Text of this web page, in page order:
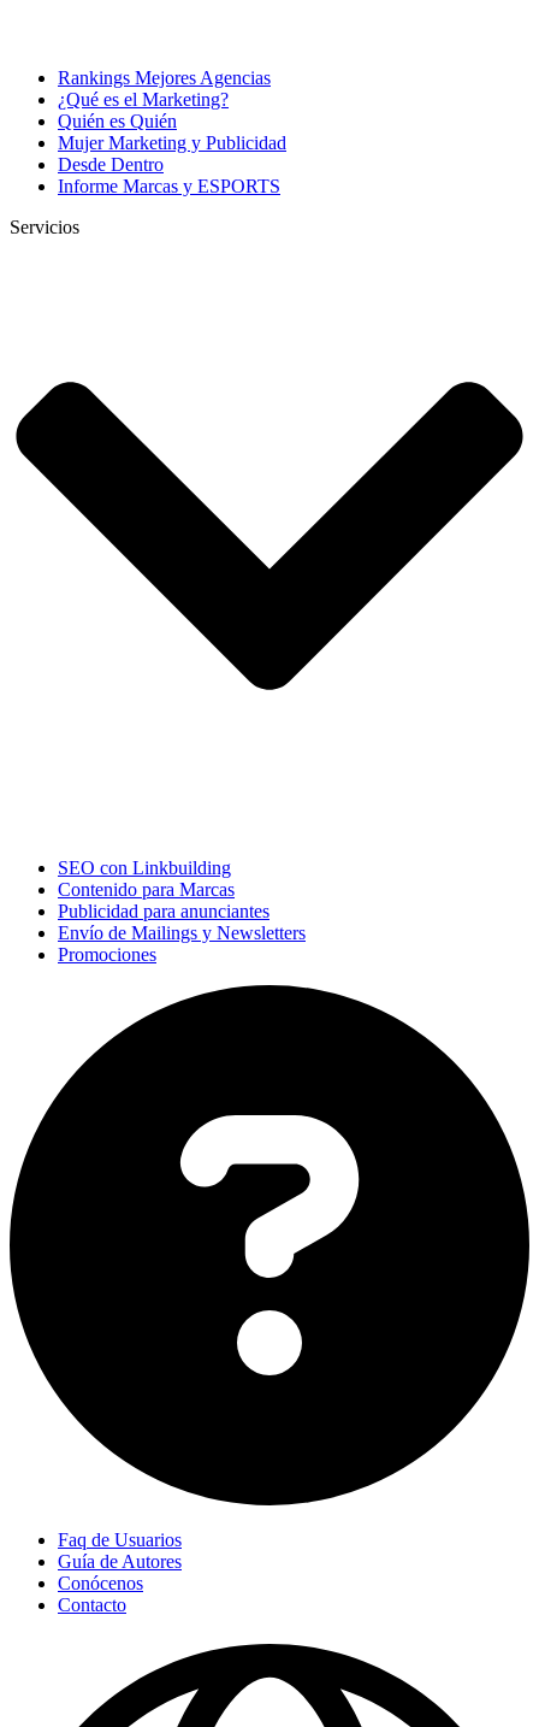
Rankings Mejores Agencias
¿Qué es el Marketing?
Quién es Quién
Mujer Marketing y Publicidad
Desde Dentro
Informe Marcas y ESPORTS
Servicios
SEO con Linkbuilding
Contenido para Marcas
Publicidad para anunciantes
Envío de Mailings y Newsletters
Promociones
Faq de Usuarios
Guía de Autores
Conócenos
Contacto